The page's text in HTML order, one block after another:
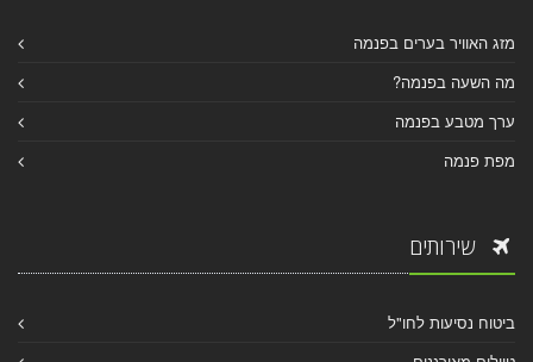
מזג האוויר בערים בפנמה
מה השעה בפנמה?
ערך מטבע בפנמה
מפת פנמה
שירותים
ביטוח נסיעות לחו"ל